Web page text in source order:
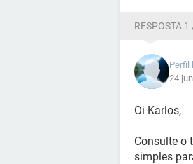
RESPOSTA 1
Perfil
24
Oi Karlos,
Consulte o
simples